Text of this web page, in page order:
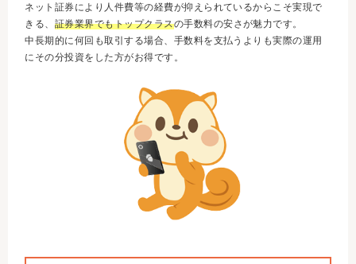
ネット証券により人件費等の経費が抑えられているからこそ実現で
きる、 証券業界でもトップクラスの手数料の安さが魅力です。
中長期的に何回も取引する場合、手数料を支払うよりも実際の運用
にその分投資をした方がお得です。